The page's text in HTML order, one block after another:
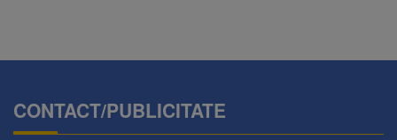
CONTACT/PUBLICITATE